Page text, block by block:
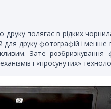
друку полягає в рідких
друку фотографій і менше
Зате розбризкування
і «просунутих»